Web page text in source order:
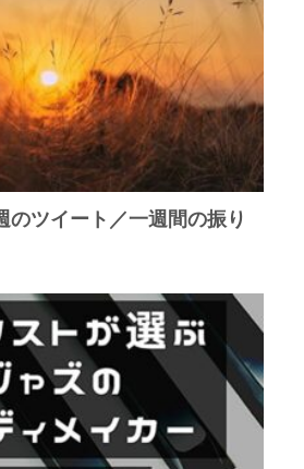
ツイート／一週間の振り